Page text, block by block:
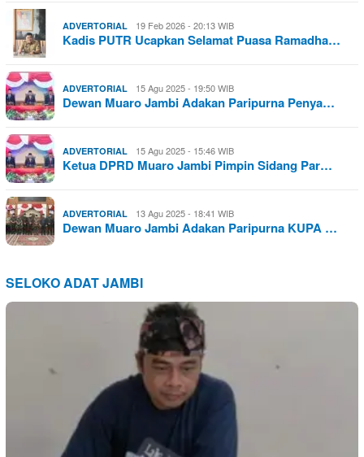
ADVERTORIAL 19 Feb 2026 - 20:13 WIB
Kadis PUTR Ucapkan Selamat Puasa Ramadha…
ADVERTORIAL 15 Agu 2025 - 19:50 WIB
Dewan Muaro Jambi Adakan Paripurna Penya…
ADVERTORIAL 15 Agu 2025 - 15:46 WIB
Ketua DPRD Muaro Jambi Pimpin Sidang Par…
ADVERTORIAL 13 Agu 2025 - 18:41 WIB
Dewan Muaro Jambi Adakan Paripurna KUPA …
SELOKO ADAT JAMBI